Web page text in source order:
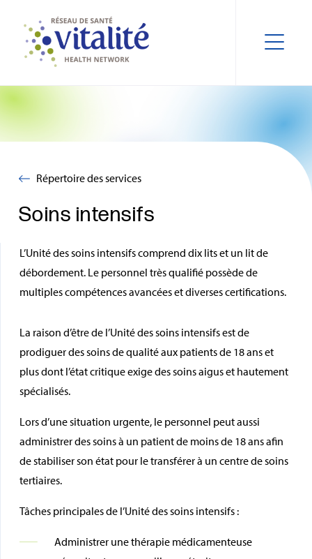
Répertoire des services
Soins intensifs
L’Unité des soins intensifs comprend dix lits et un lit de
débordement. Le personnel très qualifié possède de
multiples compétences avancées et diverses certifications.
La raison d’être de l’Unité des soins intensifs est de
prodiguer des soins de qualité aux patients de 18 ans et
plus dont l’état critique exige des soins aigus et hautement
spécialisés.
Lors d’une situation urgente, le personnel peut aussi
administrer des soins à un patient de moins de 18 ans afin
de stabiliser son état pour le transférer à un centre de soins
tertiaires.
Tâches principales de l’Unité des soins intensifs :
Administrer une thérapie médicamenteuse